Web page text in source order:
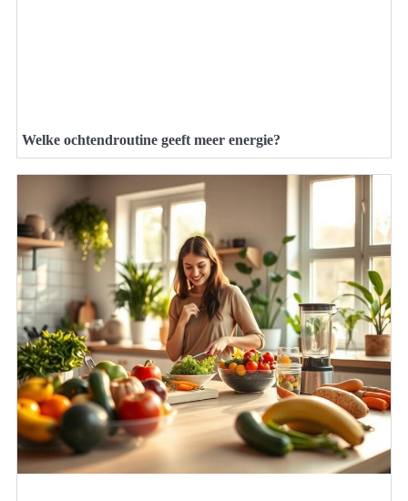
Welke ochtendroutine geeft meer energie?